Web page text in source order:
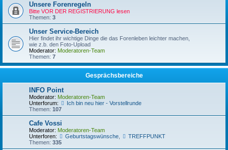
Unsere Forenregeln
Bitte VOR DER REGISTRIERUNG lesen
Themen: 3
Unser Service-Bereich
Hier findet ihr wichtige Dinge die das Forenleben leichter machen,
wie z.b. den Foto-Upload
Moderator: Moderatoren-Team
Themen: 7
Gesprächsbereiche
INFO Point
Moderator: Moderatoren-Team
Unterforum:
Ich bin neu hier - Vorstellrunde
Themen: 107
Cafe Vossi
Moderator: Moderatoren-Team
Unterforen:
Geburtstagswünsche,
TREFFPUNKT
Themen: 335